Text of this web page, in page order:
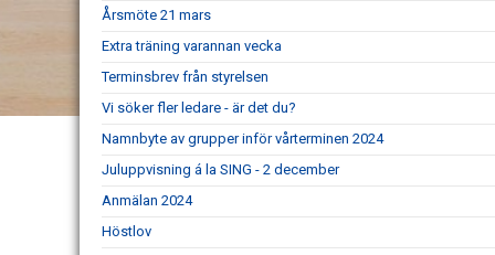
Årsmöte 21 mars
Extra träning varannan vecka
Terminsbrev från styrelsen
Vi söker fler ledare - är det du?
Namnbyte av grupper inför vårterminen 2024
Juluppvisning á la SING - 2 december
Anmälan 2024
Höstlov